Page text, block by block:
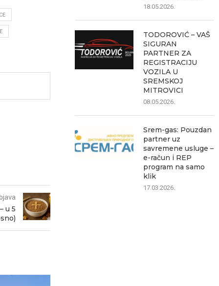
u 5
18.05.2026.
TODOROVIĆ – VAŠ
SIGURAN
PARTNER ZA
REGISTRACIJU
VOZILA U
SREMSKOJ
MITROVICI
08.05.2026.
Srem-gas: Pouzdan
partner uz
savremene usluge –
e-račun i REP
program na samo
klik
17.03.2026.